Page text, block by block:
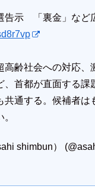
告示 「裏金」など
高齢社会への対応、
、首都が直面する課
共通する。候補者は
shimbun）